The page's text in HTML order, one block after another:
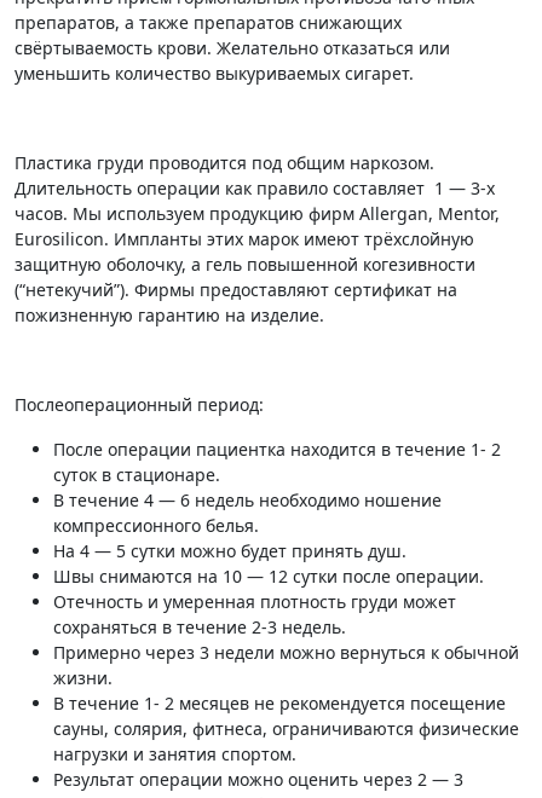
препаратов, а также препаратов снижающих
свёртываемость крови. Желательно отказаться или
уменьшить количество выкуриваемых сигарет.
Пластика груди проводится под общим наркозом.
Длительность операции как правило составляет 1 — 3-х
часов. Мы используем продукцию фирм Allergan, Mentor,
Eurosilicon. Импланты этих марок имеют трёхслойную
защитную оболочку, а гель повышенной когезивности
(“нетекучий”). Фирмы предоставляют сертификат на
пожизненную гарантию на изделие.
Послеоперационный период:
После операции пациентка находится в течение 1- 2
суток в стационаре.
В течение 4 — 6 недель необходимо ношение
компрессионного белья.
На 4 — 5 сутки можно будет принять душ.
Швы снимаются на 10 — 12 сутки после операции.
Отечность и умеренная плотность груди может
сохраняться в течение 2-3 недель.
Примерно через 3 недели можно вернуться к обычной
жизни.
В течение 1- 2 месяцев не рекомендуется посещение
сауны, солярия, фитнеса, ограничиваются физические
нагрузки и занятия спортом.
Результат операции можно оценить через 2 — 3